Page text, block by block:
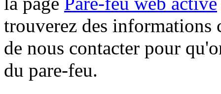
trouverez des informations
de nous contacter pour
du pare-feu.